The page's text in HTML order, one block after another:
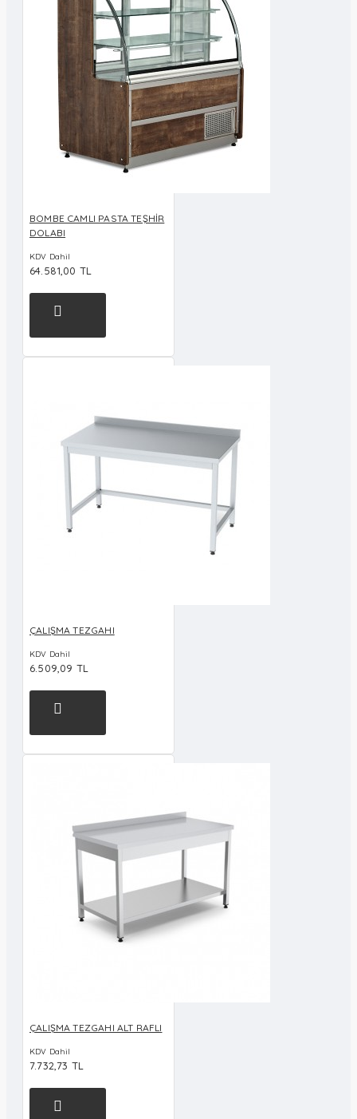
BOMBE CAMLI PASTA TEŞHİR
DOLABI
KDV Dahil
64.581,00 TL
ÇALIŞMA TEZGAHI
KDV Dahil
6.509,09 TL
ÇALIŞMA TEZGAHI ALT RAFLI
KDV Dahil
7.732,73 TL